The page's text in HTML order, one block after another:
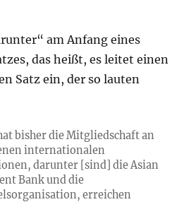
am Anfang eines
das heißt, es leitet einen
Satz ein, der so lauten
bisher die Mitgliedschaft an
internationalen
darunter [sind] die Asian
Bank und die
erreichen